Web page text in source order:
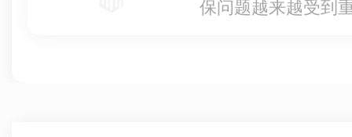
保问题越来越受到